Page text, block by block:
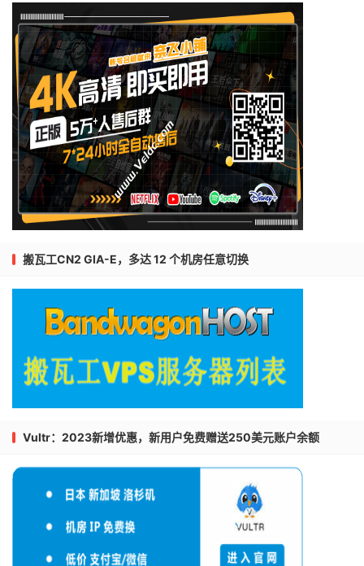
搬瓦工CN2 GIA-E，多达 12 个机房任意切换
Vultr：2023新增优惠，新用户免费赠送250美元账户余额